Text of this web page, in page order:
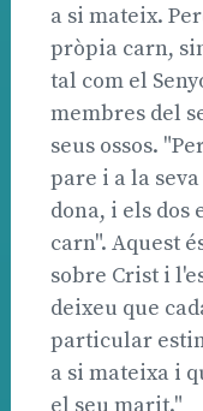
a si mateix.
pròpia carn,
tal com el
membres del
seus ossos.
pare i a la
dona, i els dos
carn". Aquest
sobre Crist i
deixeu que
particular
a si mateixa i